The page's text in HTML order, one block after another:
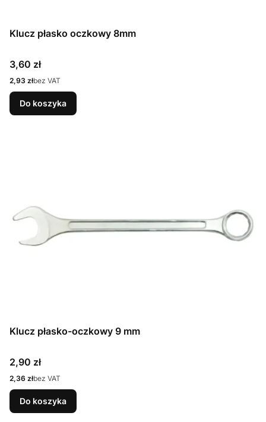
Klucz płasko oczkowy 8mm
Cena
3,60 zł
Cena
2,93 złbez VAT
Do koszyka
Klucz płasko-oczkowy 9 mm
Cena
2,90 zł
Cena
2,36 złbez VAT
Do koszyka